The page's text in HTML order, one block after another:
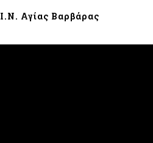
Ι.Ν. Αγίας Βαρβάρας